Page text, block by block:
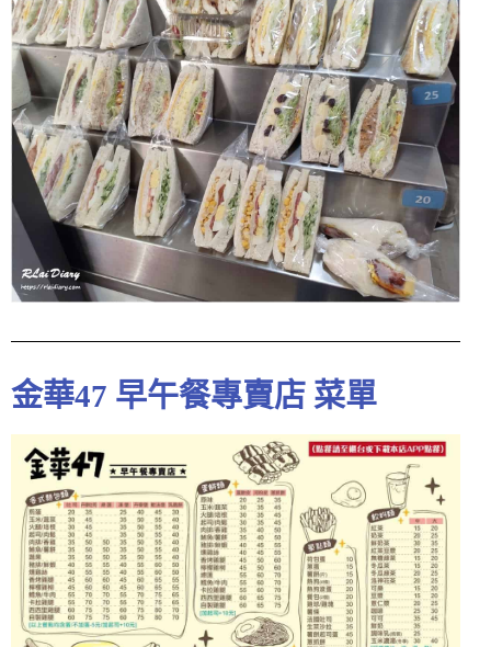
金華47 早午餐專賣店 菜單